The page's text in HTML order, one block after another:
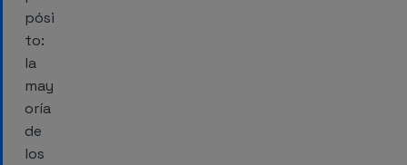
pósi
to:
la
may
oría
de
los